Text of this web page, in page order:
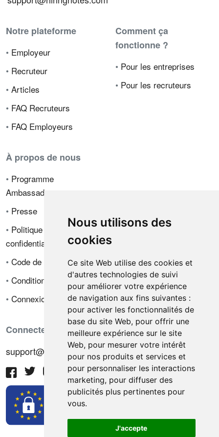
Nous utilisons des
cookies
Ce site Web utilise des cookies et
d'autres technologies de suivi
pour améliorer votre expérience
de navigation aux fins suivantes :
pour activer les fonctionnalités de
base du site Web, pour offrir une
meilleure expérience sur le site
Web, pour mesurer votre intérêt
pour nos produits et services et
pour personnaliser les interactions
marketing, pour diffuser des
publicités plus pertinentes pour
vous.
J'accepte
Notre plateforme
• Employeur
• Recruteur
• Articles
• FAQ Recruteurs
• FAQ Employeurs
Comment ça
fonctionne ?
• Pour les entreprises
• Pour les recruteurs
À propos de nous
• Programme
Ambassadeur
• Presse
• Politique de
confidentialité
• Code de déontologie
• Conditions de vente
• Connexion
Connectez-vous avec nous
support@hiringnotes.com